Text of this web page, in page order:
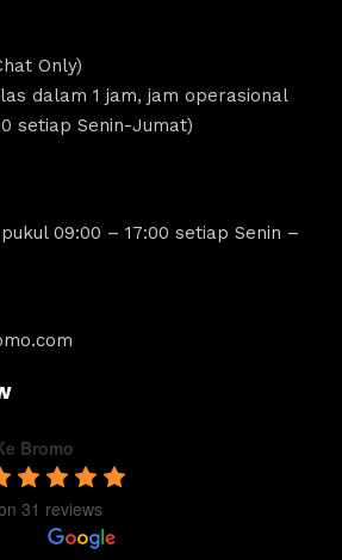
Only)
dalam 1 jam, jam operasional
setiap Senin-Jumat)
09:00 – 17:00 setiap Senin –
Bromo
31 reviews